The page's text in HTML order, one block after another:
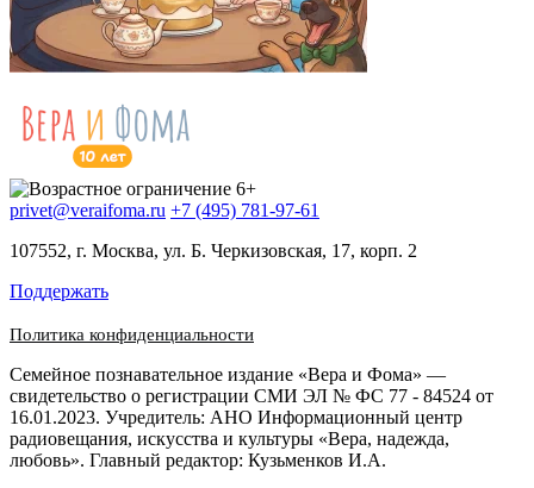
privet@veraifoma.ru +7 (495) 781-97-61
107552, г. Москва, ул. Б. Черкизовская, 17, корп. 2
Поддержать
Политика конфиденциальности
Семейное познавательное издание «Вера и Фома» —
свидетельство о регистрации СМИ ЭЛ № ФС 77 - 84524 от
16.01.2023. Учредитель: АНО Информационный центр
радиовещания, искусства и культуры «Вера, надежда,
любовь». Главный редактор: Кузьменков И.А.